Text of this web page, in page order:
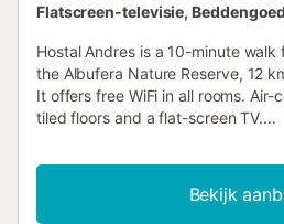
Flatscreen-televisie,
Hostal Andres is a 10-minute walk
the Albufera Nature Reserve, 12
It offers free WiFi in all rooms. Air-
tiled floors and a flat-screen TV....
Bekijk